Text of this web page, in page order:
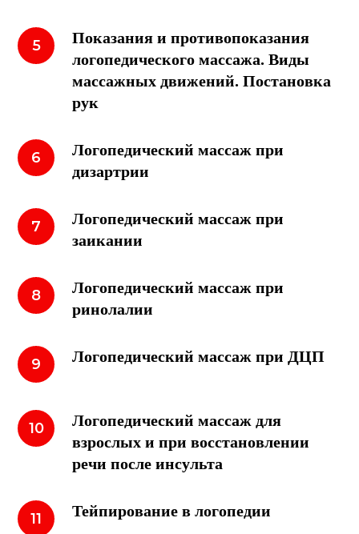
Показания и противопоказания
логопедического массажа. Виды
массажных движений. Постановка
рук
Логопедический массаж при
дизартрии
Логопедический массаж при
заикании
Логопедический массаж при
ринолалии
Логопедический массаж при ДЦП
Логопедический массаж для
взрослых и при восстановлении
речи после инсульта
Тейпирование в логопедии